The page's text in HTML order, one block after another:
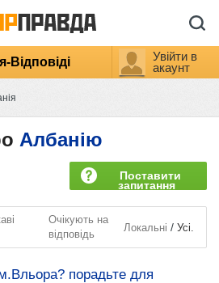
Відповіді
Увійти в
акаунт
Албанію
Поставити
запитання
Очікують на
відповідь
Локальні / Усі.
порадьте для